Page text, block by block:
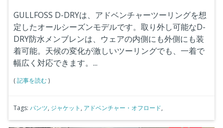
GULLFOSS D-DRYは、アドベンチャーツーリングを想
定したオールシーズンモデルです。取り外し可能なD-
DRY防水メンブレンは、ウェアの内側にも外側にも装
着可能。天候の変化が激しいツーリングでも、一着で
幅広く対応できます。...
(記事を読む)
Tags: パンツ, ジャケット , アドベンチャー・オフロード,